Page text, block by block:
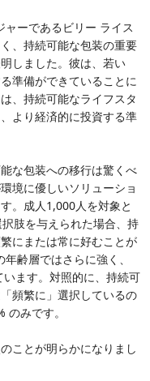
ャーであるビリー ライス
、持続可能な包装の重要
しました。彼は、若い
準備ができていることに
、持続可能なライフスタ
より経済的に投資する準
な包装への移行は驚くべ
境に優しいソリューショ
。成人1,000人を対象と
肢を与えられた場合、持
にまたは常に好むことが
齢層ではさらに強く、
ます。対照的に、持続可
頻繁に」選択しているの
みです。
ことが明らかになりまし